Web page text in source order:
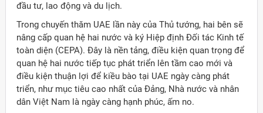
đầu tư, lao động và du lịch.
Trong chuyến thăm UAE lần này của Thủ tướng, hai bên sẽ
nâng cấp quan hệ hai nước và ký Hiệp định Đối tác Kinh tế
toàn diện (CEPA). Đây là nền tảng, điều kiện quan trọng để
quan hệ hai nước tiếp tục phát triển lên tầm cao mới và
điều kiện thuận lợi để kiều bào tại UAE ngày càng phát
triển, như mục tiêu cao nhất của Đảng, Nhà nước và nhân
dân Việt Nam là ngày càng hạnh phúc, ấm no.